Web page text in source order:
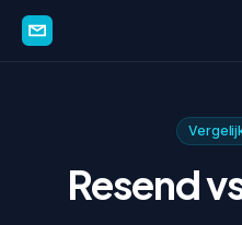
Resend